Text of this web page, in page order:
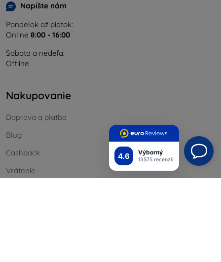
4.6 Výborný
13575 recenzií
Napíšte nám
Pondelok až piatok:
Online 8:00 - 16:00
Sobota a nedeľa:
Offline
Nakupovanie
Doprava a platba
Blog
Cashback
Vrátenie